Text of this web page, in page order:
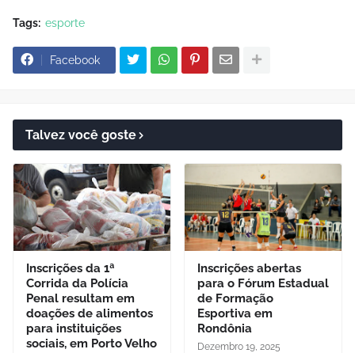
Tags: esporte
Facebook
Talvez você goste
Inscrições da 1ª
Corrida da Polícia
Penal resultam em
doações de alimentos
para instituições
sociais, em Porto Velho
Inscrições abertas
para o Fórum Estadual
de Formação
Esportiva em
Rondônia
Dezembro 19, 2025